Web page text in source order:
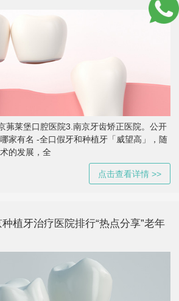
茀莱堡口腔医院3.南京牙齿矫正医院。公开
家有名 -全口假牙和种植牙「威望高」，随
的发展，全
点击查看详情 >>
植牙治疗医院排行“热点分享”老年